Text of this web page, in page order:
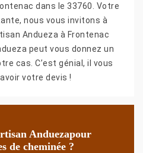
dans le 33760. Votre
nous vous invitons à
Andueza à Frontenac
peut vous donnez un
cas. C’est génial, il vous
votre devis !
Anduezapour
de cheminée ?